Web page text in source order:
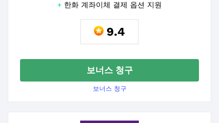
+ 한화 계좌이체 결제 옵션 지원
9.4
보너스 청구
보너스 청구